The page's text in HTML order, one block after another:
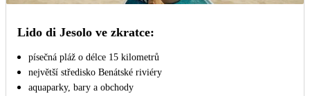
Lido di Jesolo ve zkratce:
písečná pláž o délce 15 kilometrů
největší středisko Benátské riviéry
aquaparky, bary a obchody